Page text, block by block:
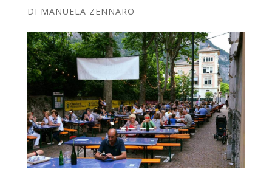
DI MANUELA ZENNARO